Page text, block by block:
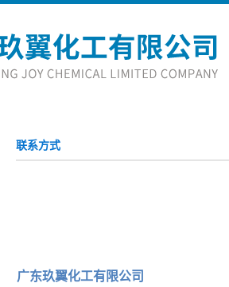
联系方式
广东玖翼化工有限公司